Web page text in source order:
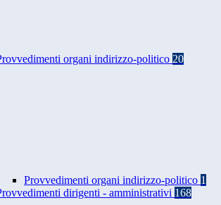
organi indirizzo-politico 20
Provvedimenti organi indirizzo-politico 1
dirigenti - amministrativi 168